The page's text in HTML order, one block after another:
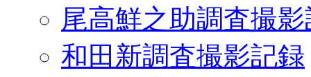
尾高鮮之助調査撮
和田新調査撮影記録